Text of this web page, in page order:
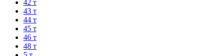
42 т
43 т
44 т
45 т
46 т
48 т